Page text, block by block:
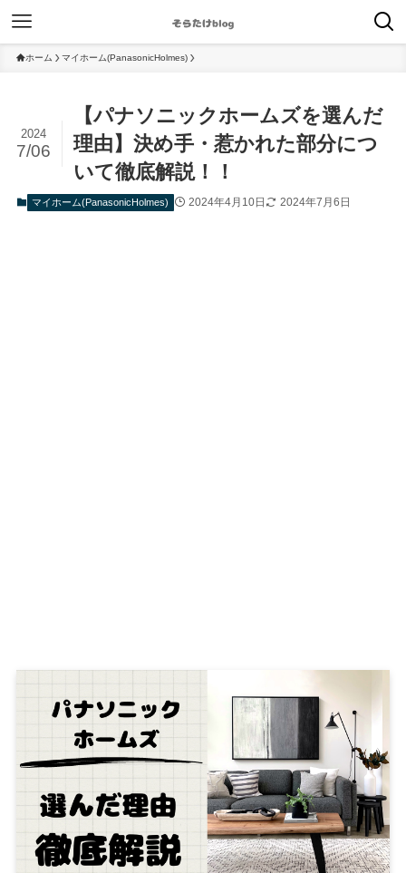
ホーム マイホーム(PanasonicHolmes)
【パナソニックホームズを選んだ
理由】決め手・惹かれた部分につ
いて徹底解説！！
2024
7/06
マイホーム(PanasonicHolmes) 2024年4月10日 2024年7月6日